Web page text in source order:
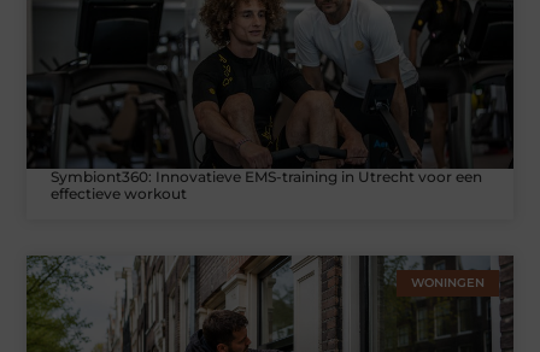
Symbiont360: Innovatieve EMS-training in Utrecht voor een
effectieve workout
WONINGEN